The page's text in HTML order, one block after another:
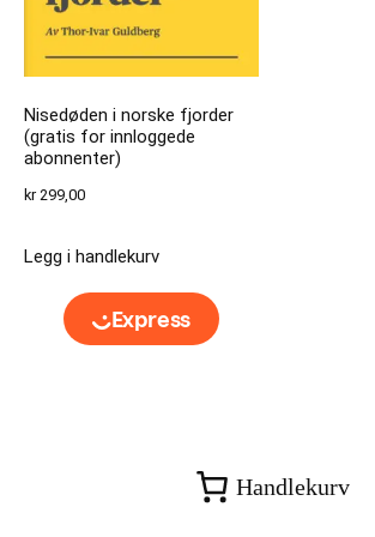
Nisedøden i norske fjorder
(gratis for innloggede
abonnenter)
kr299,00
Legg i handlekurv
Handlekurv